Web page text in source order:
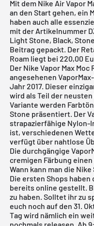
Mit dem Nike Air Vapor
an den Start gehen, ein
haben auch alle
mit der Artikelnummer
Light Stone, Black,
Beitrag gepackt. Der
Roam liegt bei 220,00
Der Nike Vapor Max
angesehenen
Jahr 2017. Dieser
wird als Teil der
Variante werden
Stone präsentiert. Der
strapazierfähige Nylon-
ist, verschiedenen
verfügt über nahtlose
Die durchgängige
cremigen Färbung
Wann kann man die
Die ersten Shops haben
bereits online gestellt.
zu haben. Solltet ihr zu
euch noch auf den 31.
Tag wird nämlich ein